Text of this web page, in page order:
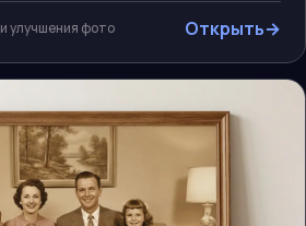
улучшения фото Открыть→